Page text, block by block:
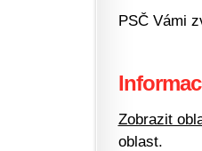
PSČ Vámi
Zobrazit
oblast.